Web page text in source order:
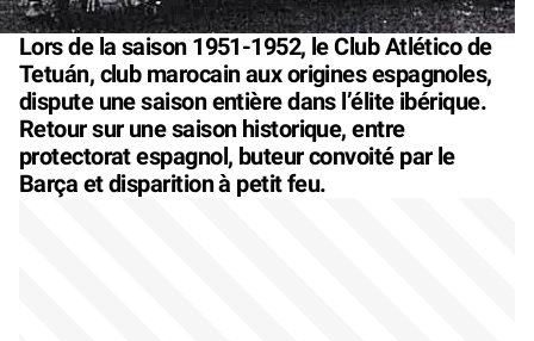
Lors de la saison 1951-1952, le Club Atlético de
Tetuán, club marocain aux origines espagnoles,
dispute une saison entière dans l’élite ibérique.
Retour sur une saison historique, entre
protectorat espagnol, buteur convoité par le
Barça et disparition à petit feu.